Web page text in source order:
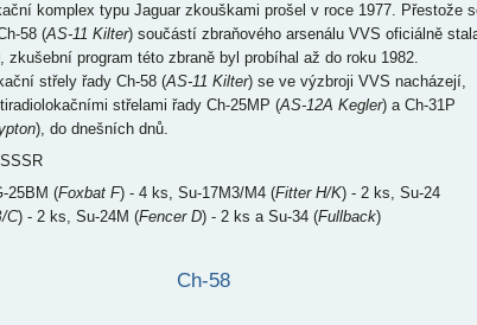
komplex typu Jaguar zkouškami prošel v roce 1977. Přestože
58 (AS-11 Kilter) součástí zbraňového arsenálu VVS oficiálně
zkušební program této zbraně byl probíhal až do roku 1982.
střely řady Ch-58 (AS-11 Kilter) se ve výzbroji VVS nacházejí,
střelami řady Ch-25MP (AS-12A Kegler) a Ch-31P
), do dnešních dnů.
(Foxbat F) - 4 ks, Su-17M3/M4 (Fitter H/K) - 2 ks, Su-24
C) - 2 ks, Su-24M (Fencer D) - 2 ks a Su-34 (Fullback)
Ch-58